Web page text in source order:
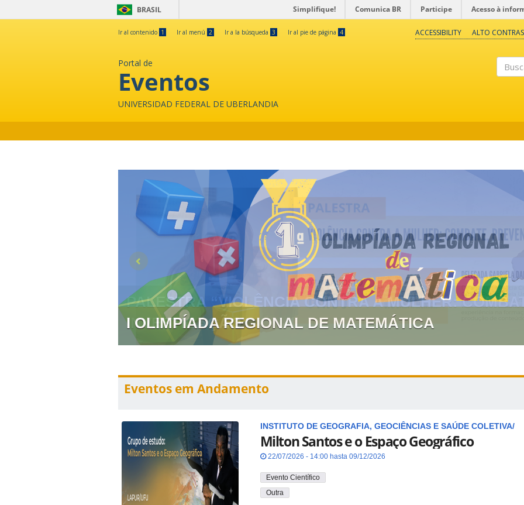
BRASIL Simplifique! Comunica BR Participe Acesso à
Ir al contenido 1 Ir al menú 2 Ir a la búsqueda 3 Ir al pie de página 4 ACCESSIBILITY ALTO
Portal de
Eventos
UNIVERSIDAD FEDERAL DE UBERLANDIA
I OLIMPÍADA REGIONAL DE MATEMÁTICA
Eventos em Andamento
INSTITUTO DE GEOGRAFIA, GEOCIÊNCIAS E SAÚDE COLETIVA/
Milton Santos e o Espaço Geográfico
22/07/2026 - 14:00 hasta 09/12/2026
Evento Científico
Outra